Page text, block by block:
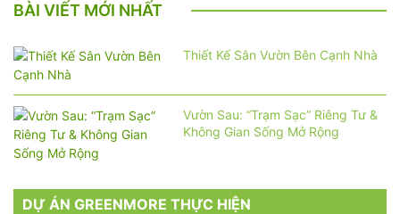
BÀI VIẾT MỚI NHẤT
Thiết Kế Sân Vườn Bên Cạnh Nhà
Vườn Sau: “Trạm Sạc” Riêng Tư &
Không Gian Sống Mở Rộng
DỰ ÁN GREENMORE THỰC HIỆN